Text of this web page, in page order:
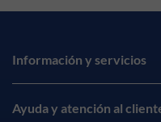
Información y servicios
Ayuda y atención al